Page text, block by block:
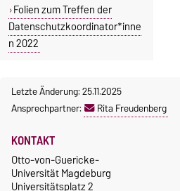
Folien zum Treffen der
Datenschutzkoordinator*inne
n 2022
Letzte Änderung: 25.11.2025
Ansprechpartner:
Rita Freudenberg
KONTAKT
Otto-von-Guericke-
Universität Magdeburg
Universitätsplatz 2